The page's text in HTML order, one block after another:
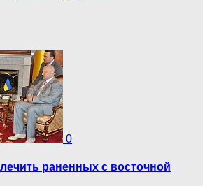
0
раненных с восточной